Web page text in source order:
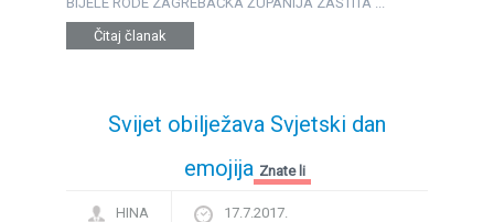
Čitaj članak
Svijet obilježava Svjetski dan
emojija Znate li
HINA 17.7.2017.